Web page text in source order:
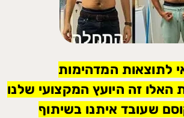
לתוצאות המדהימות
האלו זה היועץ המקצועי שלנו
שעובד איתנו בשיתוף